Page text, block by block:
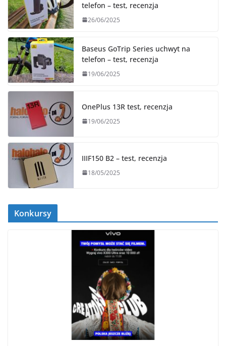
telefon – test, recenzja
26/06/2025
Baseus GoTrip Series uchwyt na
telefon – test, recenzja
19/06/2025
OnePlus 13R test, recenzja
19/06/2025
IIIF150 B2 – test, recenzja
18/05/2025
Konkursy